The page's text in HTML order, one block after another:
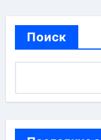
Поиск